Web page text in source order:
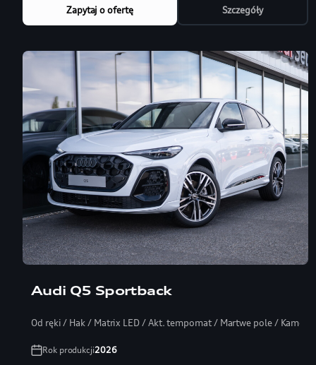
Zapytaj o ofertę Szczegóły
Audi Q5 Sportback
Od ręki / Hak / Matrix LED / Akt. tempomat / Martwe pole / Kamera
Rok produkcji2026